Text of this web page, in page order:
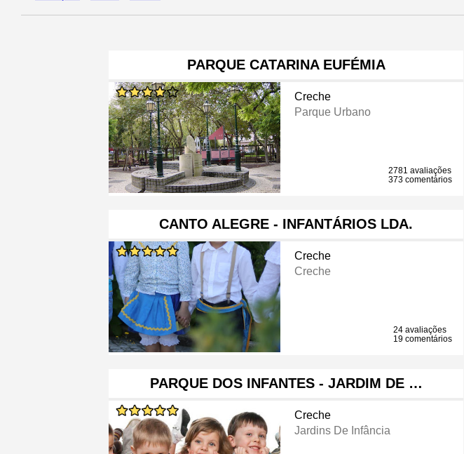
PARQUE CATARINA EUFÉMIA
Creche
Parque Urbano
2781 avaliações
373 comentários
CANTO ALEGRE - INFANTÁRIOS LDA.
Creche
Creche
24 avaliações
19 comentários
PARQUE DOS INFANTES - JARDIM DE …
Creche
Jardins De Infância